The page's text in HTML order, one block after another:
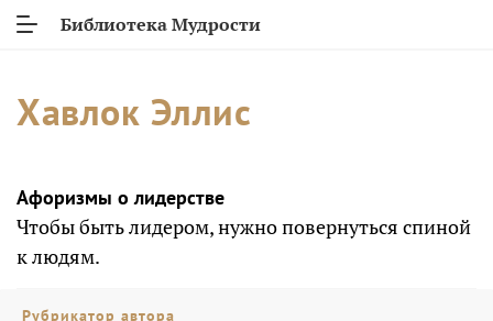
Библиотека Мудрости
Хавлок Эллис
Афоризмы о лидерстве
Чтобы быть лидером, нужно повернуться спиной
к людям.
Рубрикатор автора